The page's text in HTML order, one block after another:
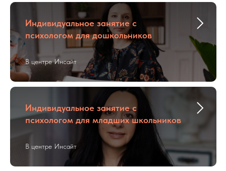
Индивидуальное занятие с
психологом для дошкольников
В центре Инсайт
Индивидуальное занятие с
психологом для младших школьников
В центре Инсайт